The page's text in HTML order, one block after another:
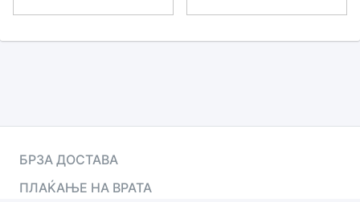
БРЗА ДОСТАВА
ПЛАЌАЊЕ НА ВРАТА